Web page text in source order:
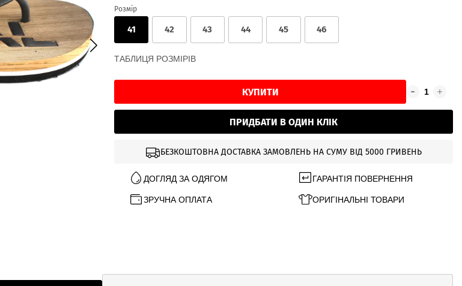
Розмір
41 42 43 44 45 46
ТАБЛИЦЯ РОЗМІРІВ
КУПИТИ
ПРИДБАТИ В ОДИН КЛІК
БЕЗКОШТОВНА ДОСТАВКА ЗАМОВЛЕНЬ НА СУМУ ВІД 5000 ГРИВЕНЬ
ДОГЛЯД ЗА ОДЯГОМ ГАРАНТІЯ ПОВЕРНЕННЯ
ЗРУЧНА ОПЛАТА ОРИГІНАЛЬНІ ТОВАРИ